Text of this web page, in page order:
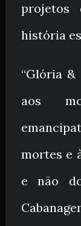
projetos
história
“Glória &
aos
mortes e
e não